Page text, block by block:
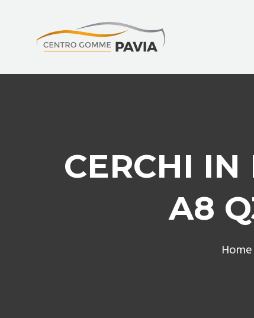
CERCHI
A8
Home